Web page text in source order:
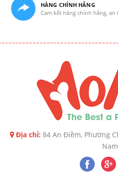
HÀNG CHÍNH HÃNG
Cam kết hàng chính hãng, an
Địa chỉ: 84 An Điềm, Phường